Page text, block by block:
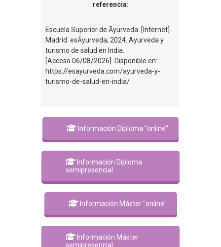
referencia:
Escuela Superior de Āyurveda. [Internet].
Madrid: esĀyurveda; 2024. Ayurveda y
turismo de salud en India.
[Acceso 06/08/2026]. Disponible en:
https://esayurveda.com/ayurveda-y-
turismo-de-salud-en-india/
Información Diploma "online"
Información Diploma
semipresencial
Información Máster "online"
Información Máster
semipresencial